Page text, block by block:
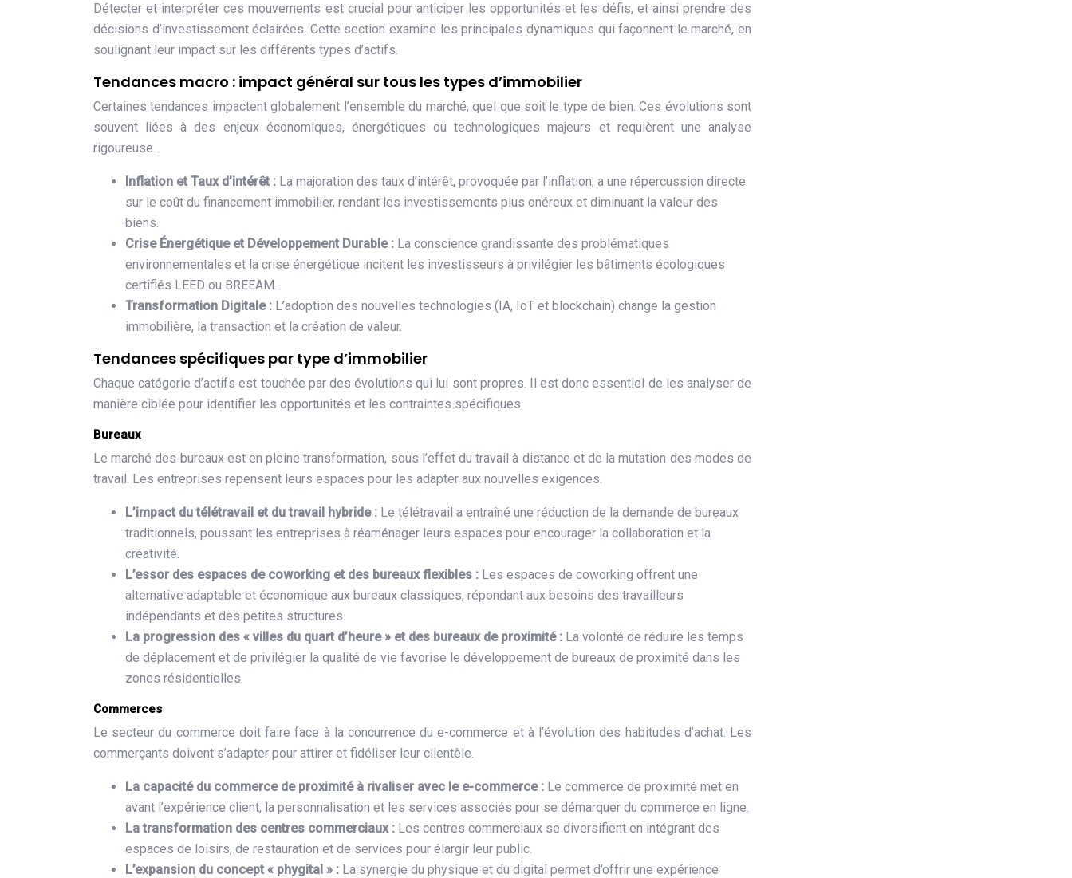
Détecter et interpréter ces mouvements est crucial pour anticiper les opportunités et les défis, et ainsi prendre des
décisions d’investissement éclairées. Cette section examine les principales dynamiques qui façonnent le marché, en
soulignant leur impact sur les différents types d’actifs.
Tendances macro : impact général sur tous les types d’immobilier
Certaines tendances impactent globalement l’ensemble du marché, quel que soit le type de bien. Ces évolutions sont
souvent liées à des enjeux économiques, énergétiques ou technologiques majeurs et requièrent une analyse
rigoureuse.
Inflation et Taux d’intérêt : La majoration des taux d’intérêt, provoquée par l’inflation, a une répercussion directe
sur le coût du financement immobilier, rendant les investissements plus onéreux et diminuant la valeur des
biens.
Crise Énergétique et Développement Durable : La conscience grandissante des problématiques
environnementales et la crise énergétique incitent les investisseurs à privilégier les bâtiments écologiques
certifiés LEED ou BREEAM.
Transformation Digitale : L’adoption des nouvelles technologies (IA, IoT et blockchain) change la gestion
immobilière, la transaction et la création de valeur.
Tendances spécifiques par type d’immobilier
Chaque catégorie d’actifs est touchée par des évolutions qui lui sont propres. Il est donc essentiel de les analyser de
manière ciblée pour identifier les opportunités et les contraintes spécifiques.
Bureaux
Le marché des bureaux est en pleine transformation, sous l’effet du travail à distance et de la mutation des modes de
travail. Les entreprises repensent leurs espaces pour les adapter aux nouvelles exigences.
L’impact du télétravail et du travail hybride : Le télétravail a entraîné une réduction de la demande de bureaux
traditionnels, poussant les entreprises à réaménager leurs espaces pour encourager la collaboration et la
créativité.
L’essor des espaces de coworking et des bureaux flexibles : Les espaces de coworking offrent une
alternative adaptable et économique aux bureaux classiques, répondant aux besoins des travailleurs
indépendants et des petites structures.
La progression des « villes du quart d’heure » et des bureaux de proximité : La volonté de réduire les temps
de déplacement et de privilégier la qualité de vie favorise le développement de bureaux de proximité dans les
zones résidentielles.
Commerces
Le secteur du commerce doit faire face à la concurrence du e-commerce et à l’évolution des habitudes d’achat. Les
commerçants doivent s’adapter pour attirer et fidéliser leur clientèle.
La capacité du commerce de proximité à rivaliser avec le e-commerce : Le commerce de proximité met en
avant l’expérience client, la personnalisation et les services associés pour se démarquer du commerce en ligne.
La transformation des centres commerciaux : Les centres commerciaux se diversifient en intégrant des
espaces de loisirs, de restauration et de services pour élargir leur public.
L’expansion du concept « phygital » : La synergie du physique et du digital permet d’offrir une expérience